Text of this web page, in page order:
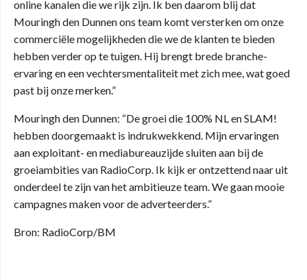
online kanalen die we rijk zijn. Ik ben daarom blij dat
Mouringh den Dunnen ons team komt versterken om onze
commerciële mogelijkheden die we de klanten te bieden
hebben verder op te tuigen. Hij brengt brede branche-
ervaring en een vechtersmentaliteit met zich mee, wat goed
past bij onze merken.”
Mouringh den Dunnen: “De groei die 100% NL en SLAM!
hebben doorgemaakt is indrukwekkend. Mijn ervaringen
aan exploitant- en mediabureauzijde sluiten aan bij de
groeiambities van RadioCorp. Ik kijk er ontzettend naar uit
onderdeel te zijn van het ambitieuze team. We gaan mooie
campagnes maken voor de adverteerders.”
Bron: RadioCorp/BM